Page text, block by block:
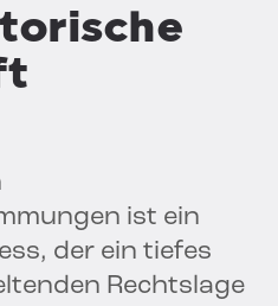
ist ein
der ein tiefes
Rechtslage